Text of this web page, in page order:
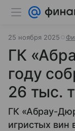
25 ноября 2025
ГК
году
26 тыс.
ГК «Абрау-
игристых вин